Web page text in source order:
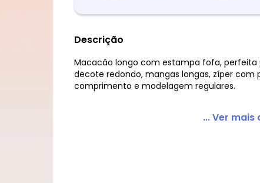
Descrição
Macacão longo com estampa fofa, perfeita
decote redondo, mangas longas, zíper
comprimento e modelagem regulares.
... Ver mais